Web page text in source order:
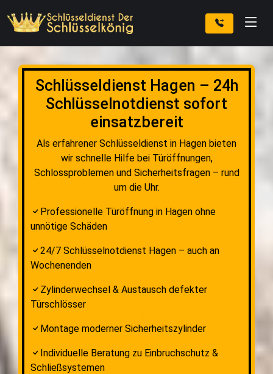
Schlüsseldienst Hagen – 24h
Schlüsselnotdienst sofort
einsatzbereit
Als erfahrener Schlüsseldienst in Hagen bieten
wir schnelle Hilfe bei Türöffnungen,
Schlossproblemen und Sicherheitsfragen – rund
um die Uhr.
Professionelle Türöffnung in Hagen ohne
unnötige Schäden
24/7 Schlüsselnotdienst Hagen – auch an
Wochenenden
Zylinderwechsel & Austausch defekter
Türschlösser
Montage moderner Sicherheitszylinder
Individuelle Beratung zu Einbruchschutz &
Schließsystemen